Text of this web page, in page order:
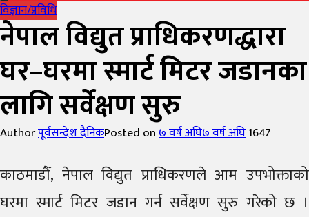
विज्ञान/प्रविधि
नेपाल विद्युत प्राधिकरणद्धारा
घर–घरमा स्मार्ट मिटर जडानका
लागि सर्वेक्षण सुरु
Authorपूर्वसन्देश दैनिकPosted on७ वर्ष अघि७ वर्ष अघि1647
काठमाडौँ, नेपाल विद्युत प्राधिकरणले आम उपभोक्ताको
घरमा स्मार्ट मिटर जडान गर्न सर्वेक्षण सुरु गरेको छ ।